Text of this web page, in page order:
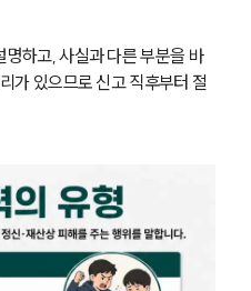
하고, 사실과 다른 부분을 바
가 있으므로 신고 직후부터 절